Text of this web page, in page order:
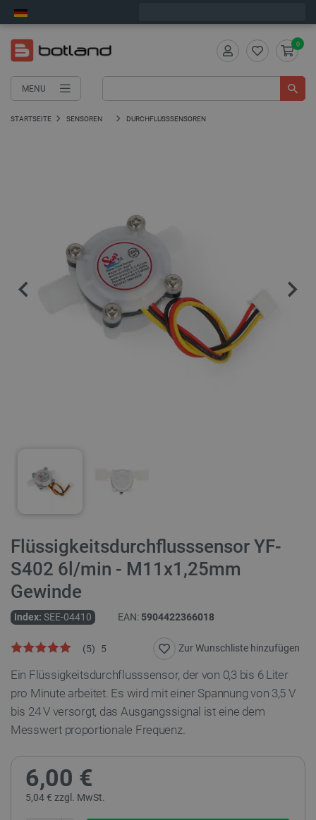
MENU
0
STARTSEITE SENSOREN DURCHFLUSSSENSOREN
Flüssigkeitsdurchflusssensor YF-
S402 6l/min - M11x1,25mm
Gewinde
Index: SEE-04410 EAN: 5904422366018
5
(5) Zur Wunschliste hinzufügen
Ein Flüssigkeitsdurchflusssensor, der von 0,3 bis 6 Liter
pro Minute arbeitet. Es wird mit einer Spannung von 3,5 V
bis 24 V versorgt, das Ausgangssignal ist eine dem
Messwert proportionale Frequenz.
6,00 €
5,04 € zzgl. MwSt.